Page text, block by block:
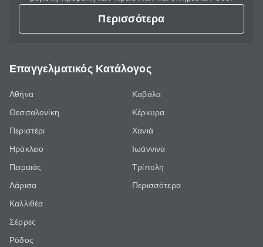
Περισσότερα
Επαγγελματικός Κατάλογος
Αθήνα
Θεσσαλονίκη
Περιστέρι
Ηράκλειο
Πειραιάς
Λάρισα
Καλλιθέα
Σέρρες
Ρόδος
Καβάλα
Κέρκυρα
Χανιά
Ιωάννινα
Τρίπολη
Περισσότερα